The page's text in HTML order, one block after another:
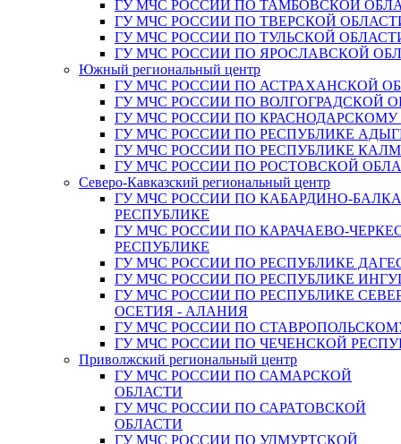
ГУ МЧС РОССИИ ПО ТАМБОВСКОЙ
ГУ МЧС РОССИИ ПО ТВЕРСКОЙ
ГУ МЧС РОССИИ ПО ТУЛЬСКОЙ
ГУ МЧС РОССИИ ПО ЯРОСЛАВСКОЙ
Южный региональный центр
ГУ МЧС РОССИИ ПО АСТРАХАНСКОЙ
ГУ МЧС РОССИИ ПО ВОЛГОГРАДСКОЙ
ГУ МЧС РОССИИ ПО
ГУ МЧС РОССИИ ПО РЕСПУБЛИКЕ
ГУ МЧС РОССИИ ПО РЕСПУБЛИКЕ
ГУ МЧС РОССИИ ПО РОСТОВСКОЙ
Северо-Кавказский региональный центр
ГУ МЧС РОССИИ ПО КАБАРДИНО-
РЕСПУБЛИКЕ
ГУ МЧС РОССИИ ПО КАРАЧАЕВО-
РЕСПУБЛИКЕ
ГУ МЧС РОССИИ ПО РЕСПУБЛИКЕ
ГУ МЧС РОССИИ ПО РЕСПУБЛИКЕ
ГУ МЧС РОССИИ ПО РЕСПУБЛИКЕ
ОСЕТИЯ - АЛАНИЯ
ГУ МЧС РОССИИ ПО
ГУ МЧС РОССИИ ПО ЧЕЧЕНСКОЙ
Приволжский региональный центр
ГУ МЧС РОССИИ ПО САМАРСКОЙ
ОБЛАСТИ
ГУ МЧС РОССИИ ПО САРАТОВСКОЙ
ОБЛАСТИ
ГУ МЧС РОССИИ ПО УДМУРТСКОЙ